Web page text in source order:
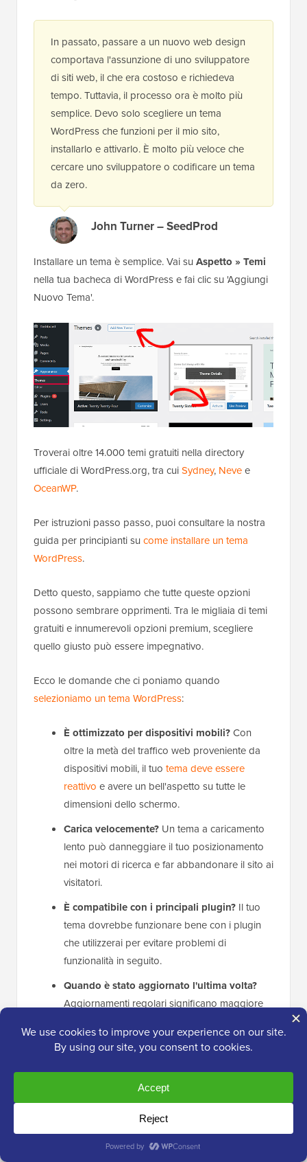
In passato, passare a un nuovo web design
comportava l'assunzione di uno sviluppatore
di siti web, il che era costoso e richiedeva
tempo. Tuttavia, il processo ora è molto più
semplice. Devo solo scegliere un tema
WordPress che funzioni per il mio sito,
installarlo e attivarlo. È molto più veloce che
cercare uno sviluppatore o codificare un tema
da zero.
John Turner – SeedProd
Installare un tema è semplice. Vai su Aspetto » Temi
nella tua bacheca di WordPress e fai clic su 'Aggiungi
Nuovo Tema'.
Troverai oltre 14.000 temi gratuiti nella directory
ufficiale di WordPress.org, tra cuiSydney, Nevee
OceanWP.
Per istruzioni passo passo, puoi consultare la nostra
guida per principianti su come installare un tema
WordPress.
Detto questo, sappiamo che tutte queste opzioni
possono sembrare opprimenti. Tra le migliaia di temi
gratuiti e innumerevoli opzioni premium, scegliere
quello giusto può essere impegnativo.
Ecco le domande che ci poniamo quando
selezioniamo un tema WordPress:
È ottimizzato per dispositivi mobili?Con
oltre la metà del traffico web proveniente da
dispositivi mobili, il tuo tema deve essere
reattivo e avere un bell'aspetto su tutte le
dimensioni dello schermo.
Carica velocemente? Un tema a caricamento
lento può danneggiare il tuo posizionamento
nei motori di ricerca e far abbandonare il sito ai
visitatori.
È compatibile con i principali plugin? Il tuo
tema dovrebbe funzionare bene con i plugin
che utilizzerai per evitare problemi di
funzionalità in seguito.
Quando è stato aggiornato l'ultima volta?
Aggiornamenti regolari significano maggiore
di WordPress.
esempio, se stai creando un
assicurati che il tuo tema abbia funzionalità
come gallerie di prodotti per mettere in
evidenza ciò che vendi.